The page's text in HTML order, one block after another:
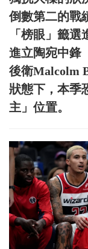
倒數第二的戰
「榜眼」籤
進立陶宛中鋒
後衛Malcolm
狀態下，本季
主」位置。